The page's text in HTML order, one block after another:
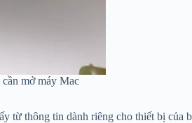
mở máy Mac
từ thông tin dành riêng cho thiết bị của